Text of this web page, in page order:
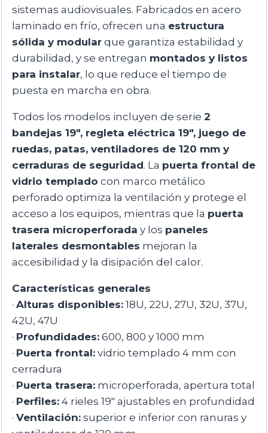
sistemas audiovisuales. Fabricados en acero
laminado en frío, ofrecen una estructura
sólida y modular que garantiza estabilidad y
durabilidad, y se entregan montados y listos
para instalar, lo que reduce el tiempo de
puesta en marcha en obra.
Todos los modelos incluyen de serie2
bandejas 19″, regleta eléctrica 19″, juego de
ruedas, patas, ventiladores de 120 mm y
cerraduras de seguridad. La puerta frontal de
vidrio templado con marco metálico
perforado optimiza la ventilación y protege el
acceso a los equipos, mientras que la puerta
trasera microperforada y los paneles
laterales desmontables mejoran la
accesibilidad y la disipación del calor.
Características generales
·Alturas disponibles: 18U, 22U, 27U, 32U, 37U,
42U, 47U
· Profundidades: 600, 800 y 1000 mm
· Puerta frontal: vidrio templado 4 mm con
cerradura
· Puerta trasera: microperforada, apertura total
· Perfiles: 4 rieles 19″ ajustables en profundidad
·Ventilación: superior e inferior con ranuras y